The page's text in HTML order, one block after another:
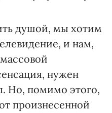
душой, мы хотим
и нам,
нужен
Но, помимо этого,
произнесенной